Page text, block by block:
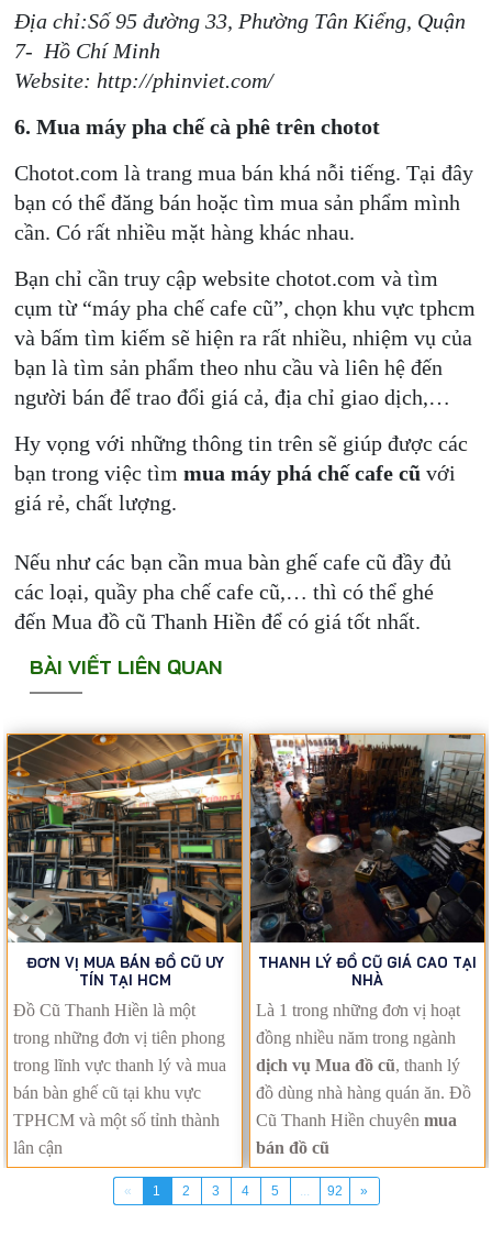
Địa chỉ:Số 95 đường 33, Phường Tân Kiểng, Quận
7- Hồ Chí Minh
Website: http://phinviet.com/
6. Mua máy pha chế cà phê trên chotot
Chotot.com là trang mua bán khá nỗi tiếng. Tại đây
bạn có thể đăng bán hoặc tìm mua sản phẩm mình
cần. Có rất nhiều mặt hàng khác nhau.
Bạn chỉ cần truy cập website chotot.com và tìm
cụm từ “máy pha chế cafe cũ”, chọn khu vực tphcm
và bấm tìm kiếm sẽ hiện ra rất nhiều, nhiệm vụ của
bạn là tìm sản phẩm theo nhu cầu và liên hệ đến
người bán để trao đổi giá cả, địa chỉ giao dịch,…
Hy vọng với những thông tin trên sẽ giúp được các
bạn trong việc tìmmua máy phá chế cafe cũ với
giá rẻ, chất lượng.
Nếu như các bạn cần mua bàn ghế cafe cũ đầy đủ
các loại, quầy pha chế cafe cũ,… thì có thể ghé
đến Mua đồ cũ Thanh Hiền để có giá tốt nhất.
BÀI VIẾT LIÊN QUAN
ĐƠN VỊ MUA BÁN ĐỒ CŨ UY
TÍN TẠI HCM
Đồ Cũ Thanh Hiền là một
trong những đơn vị tiên phong
trong lĩnh vực thanh lý và mua
bán bàn ghế cũ tại khu vực
TPHCM và một số tỉnh thành
lân cận
THANH LÝ ĐỒ CŨ GIÁ CAO TẠI
NHÀ
Là 1 trong những đơn vị hoạt
đồng nhiều năm trong ngành
dịch vụ Mua đồ cũ, thanh lý
đồ dùng nhà hàng quán ăn. Đồ
Cũ Thanh Hiền chuyên mua
bán đồ cũ
« 1 2 3 4 5 ... 92 »